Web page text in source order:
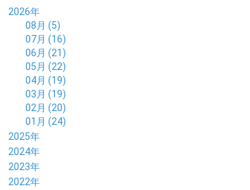
2026年
08月 (5)
07月 (16)
06月 (21)
05月 (22)
04月 (19)
03月 (19)
02月 (20)
01月 (24)
2025年
12月 (14)
11月 (17)
10月 (21)
2024年
12月 (19)
11月 (21)
2023年
12月 (19)
2022年